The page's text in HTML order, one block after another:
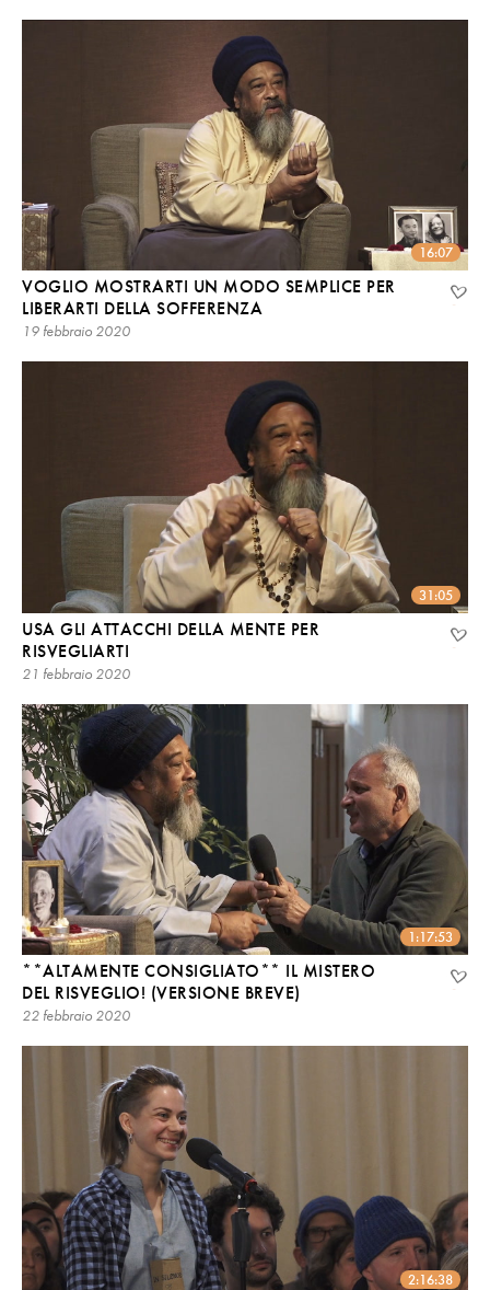
16:07
VOGLIO MOSTRARTI UN MODO SEMPLICE PER
LIBERARTI DELLA SOFFERENZA
19 febbraio 2020
31:05
USA GLI ATTACCHI DELLA MENTE PER
RISVEGLIARTI
21 febbraio 2020
1:17:53
**ALTAMENTE CONSIGLIATO** IL MISTERO
DEL RISVEGLIO! (VERSIONE BREVE)
22 febbraio 2020
2:16:38